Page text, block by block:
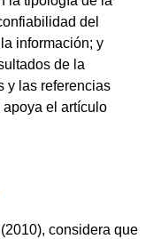
del
información; y
de la
y las referencias
el artículo
considera que